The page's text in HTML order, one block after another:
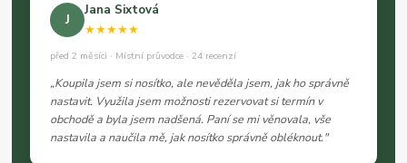
J
Jana Sixtová
★★★★★
před 2 měsíci · Místní průvodce · 24 recenzí
„Koupila jsem si nosítko, ale nevěděla jsem, jak ho správně
nastavit. Využila jsem možnosti rezervovat si termín v
obchodě a byla jsem nadšená. Paní se mi věnovala, vše
nastavila a naučila mě, jak nosítko správně obléknout."